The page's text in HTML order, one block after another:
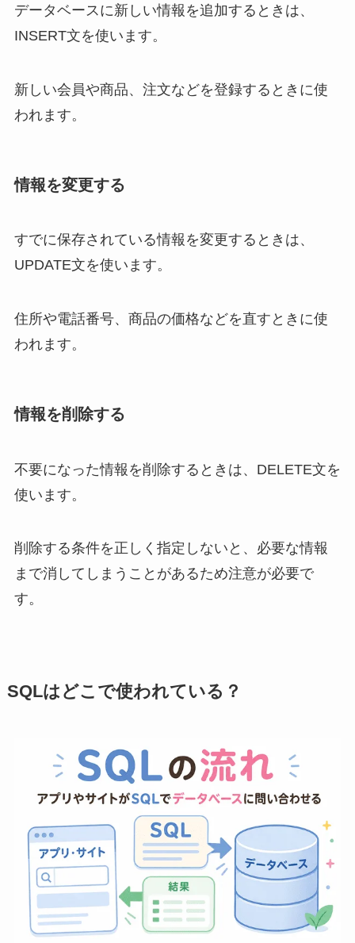
データベースに新しい情報を追加するときは、
INSERT文を使います。
新しい会員や商品、注文などを登録するときに使
われます。
情報を変更する
すでに保存されている情報を変更するときは、
UPDATE文を使います。
住所や電話番号、商品の価格などを直すときに使
われます。
情報を削除する
不要になった情報を削除するときは、DELETE文を
使います。
削除する条件を正しく指定しないと、必要な情報
まで消してしまうことがあるため注意が必要で
す。
SQLはどこで使われている？